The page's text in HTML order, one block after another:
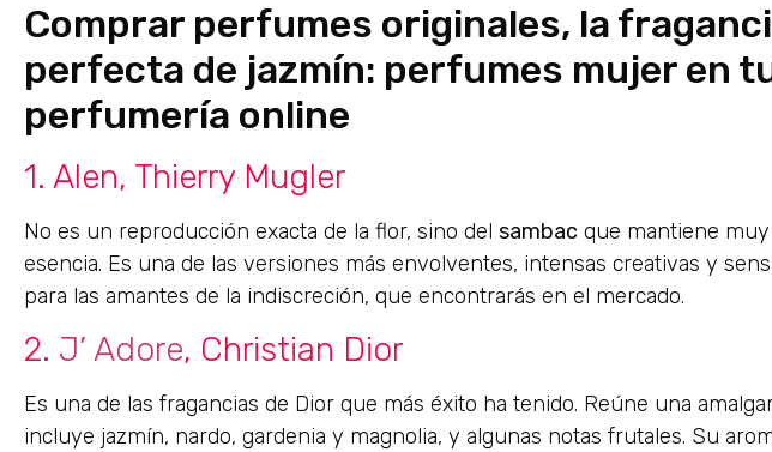
Comprar perfumes originales, la
perfecta de jazmín: perfumes mujer en
perfumería online
1. Alen, Thierry Mugler
No es un reproducción exacta de la flor, sino del sambac que mantiene
esencia. Es una de las versiones más envolventes, intensas creativas y
para las amantes de la indiscreción, que encontrarás en el mercado.
2. J’ Adore, Christian Dior
Es una de las fragancias de Dior que más éxito ha tenido. Reúne una
incluye jazmín, nardo, gardenia y magnolia, y algunas notas frutales. Su